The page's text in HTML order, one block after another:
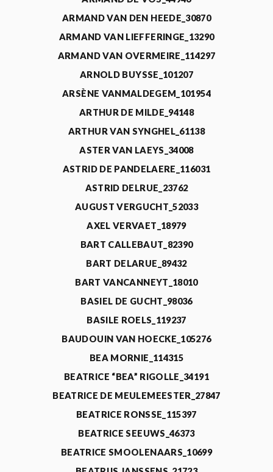
ARMAND VAN DEN HEEDE_30870
ARMAND VAN LIEFFERINGE_13290
ARMAND VAN OVERMEIRE_114297
ARNOLD BUYSSE_101207
ARSÈNE VANMALDEGEM_101954
ARTHUR DE MILDE_94148
ARTHUR VAN SYNGHEL_61138
ASTER VAN LAEYS_34008
ASTRID DE PANDELAERE_116031
ASTRID DELRUE_23762
AUGUST VERGUCHT_52033
AXEL VERVAET_18979
BART CALLEBAUT_82390
BART DELARUE_89432
BART VANCANNEYT_18010
BASIEL DE GUCHT_98036
BASILE ROELS_119237
BAUDOUIN VAN HOECKE_105276
BEA MORNIE_114315
BEATRICE “BEA” RIGOLLE_34191
BEATRICE DE MEULEMEESTER_27847
BEATRICE RONSSE_115397
BEATRICE SEEUWS_46373
BEATRICE SMOOLENAARS_10699